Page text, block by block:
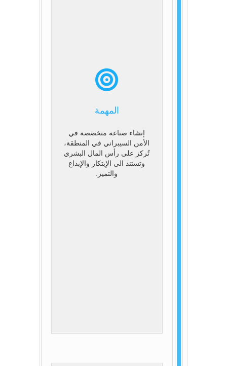
المهمة
إنشاء صناعة متخصصة في
الأمن السيبراني في المنطقة،
تُركز على رأس المال البشري
وتستند الى الإبتكار والإبداع
والتميز.